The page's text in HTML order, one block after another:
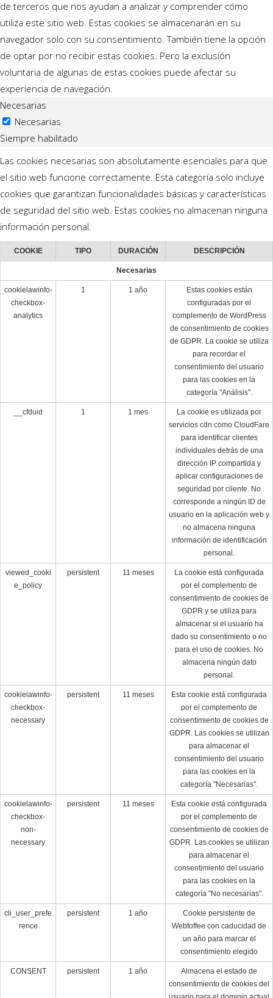
de terceros que nos ayudan a analizar y comprender cómo
utiliza este sitio web. Estas cookies se almacenarán en su
navegador solo con su consentimiento. También tiene la opción
de optar por no recibir estas cookies. Pero la exclusión
voluntaria de algunas de estas cookies puede afectar su
experiencia de navegación.
Necesarias
Necesarias
Siempre habilitado
Las cookies necesarias son absolutamente esenciales para que
el sitio web funcione correctamente. Esta categoría solo incluye
cookies que garantizan funcionalidades básicas y características
de seguridad del sitio web. Estas cookies no almacenan ninguna
información personal.
COOKIE TIPO DURACIÓN DESCRIPCIÓN
Necesarias
cookielawinfo-
checkbox-
analytics
1 1 año
Estas cookies están
configuradas por el
complemento de WordPress
de consentimiento de cookies
de GDPR. La cookie se utiliza
para recordar el
consentimiento del usuario
para las cookies en la
categoría "Análisis".
__cfduid 1 1 mes
La cookie es utilizada por
servicios cdn como CloudFare
para identificar clientes
individuales detrás de una
dirección IP compartida y
aplicar configuraciones de
seguridad por cliente. No
corresponde a ningún ID de
usuario en la aplicación web y
no almacena ninguna
información de identificación
personal.
viewed_cooki
e_policy
persistent 11 meses
La cookie está configurada
por el complemento de
consentimiento de cookies de
GDPR y se utiliza para
almacenar si el usuario ha
dado su consentimiento o no
para el uso de cookies. No
almacena ningún dato
personal.
cookielawinfo-
checkbox-
necessary
persistent 11 meses
Esta cookie está configurada
por el complemento de
consentimiento de cookies de
GDPR. Las cookies se utilizan
para almacenar el
consentimiento del usuario
para las cookies en la
categoría "Necesarias".
cookielawinfo-
checkbox-
non-
necessary
persistent 11 meses
Esta cookie está configurada
por el complemento de
consentimiento de cookies de
GDPR. Las cookies se utilizan
para almacenar el
consentimiento del usuario
para las cookies en la
categoría "No necesarias".
cli_user_prefe
rence
persistent 1 año
Cookie persistente de
Webtoffee con caducidad de
un año para marcar el
consentimiento elegido
CONSENT persistent 1 año
Almacena el estado de
consentimiento de cookies del